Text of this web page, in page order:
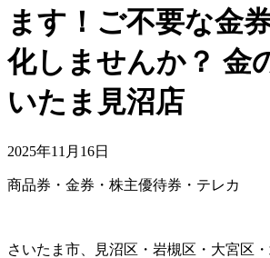
ます！ご不要な金
化しませんか？ 金
いたま見沼店
2025年11月16日
商品券・金券・株主優待券・テレカ
さいたま市、見沼区・岩槻区・大宮区